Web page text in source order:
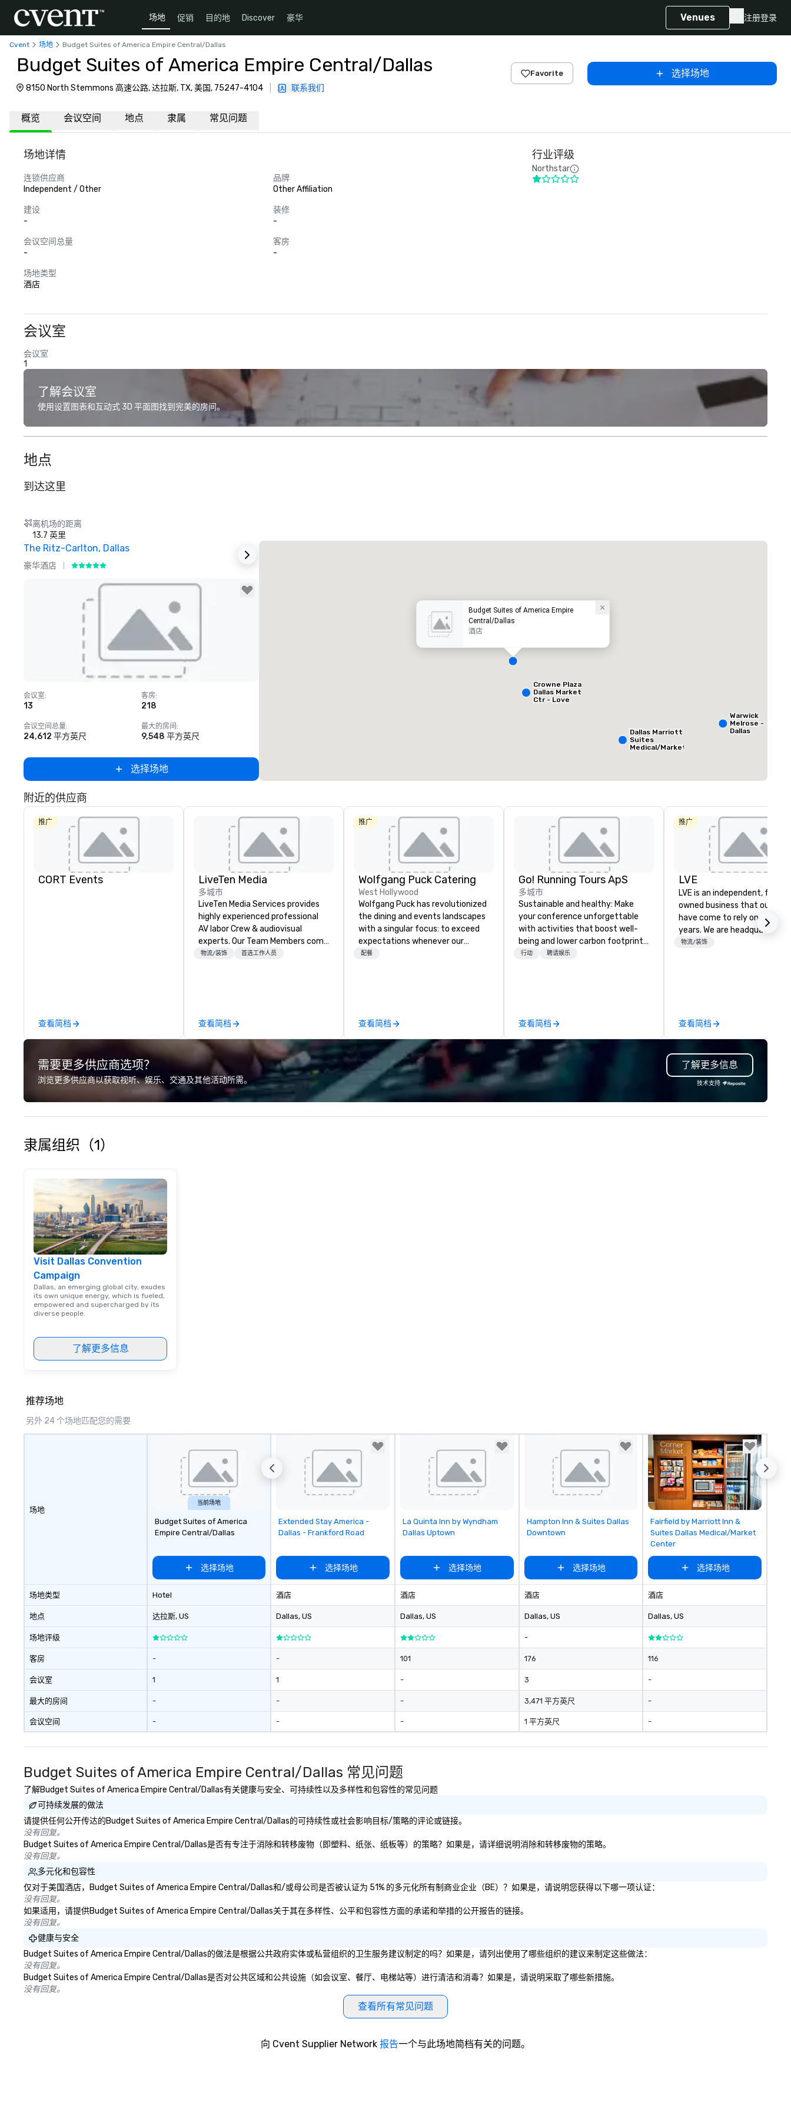
场地 促销 目的地 Discover 豪华 Venues 注册登录
Cvent 场地 Budget Suites of America Empire Central/Dallas
Budget Suites of America Empire Central/Dallas
8150 North Stemmons 高速公路, 达拉斯, TX, 美国, 75247-4104 联系我们
Favorite 选择场地
概览 会议空间 地点 隶属 常见问题
场地详情
连锁供应商
Independent / Other
品牌
Other Affiliation
建设
-
装修
-
会议空间总量
-
客房
-
场地类型
酒店
行业评级
Northstar
会议室
会议室
1
了解会议室
使用设置图表和互动式 3D 平面图找到完美的房间。
地点
到达这里
离机场的距离
13.7 英里
The Ritz-Carlton, Dallas
豪华酒店
Removed from favorites
会议室:
13
客房:
218
会议空间总量:
24,612 平方英尺
最大的房间 :
9,548 平方英尺
选择场地
Removed from favorites
3,400 平方英尺
会议空间总量
17,000 平方英
Budget Suites of America Empire
Central/Dallas
酒店
Crowne
Dallas
Downtown
Dallas Marriott
Suites
Medical/Market
Crowne Plaza
Dallas Market
Ctr - Love
W Dallas
Warwick
Melrose -
Dallas
附近的供应商
推广
CORT Events
查看简档
LiveTen Media
多城市
LiveTen Media Services provides
highly experienced professional
AV labor Crew & audiovisual
experts. Our Team Members come
from a variety of industry
art.
物流/装饰 首选工作人员
查看简档
推广
Wolfgang Puck Catering
West Hollywood
Wolfgang Puck has revolutionized
the dining and events landscapes
with a singular focus: to exceed
expectations whenever our
guests gather for a meal.
team continues to set the
standard for culinary excellence,
bringing Wolfgang’s legendary
combination of innovative cuisine
and refined service to the worlds’
most renowned and demanding
corporate, cultural and
entertainment clients.
配餐
查看简档
Go! Running Tours ApS
多城市
Sustainable and healthy: Make
your conference unforgettable
with activities that boost well-
being and lower carbon footprints.
Explore the world on the run with
行动 聘请娱乐
查看简档
推广
LVE
LVE is an independent, family
owned business that our
have come to rely on for
years. We are headquartered
Las Vegas and have satellite
contracting, custom exhibit
building, graphic design,
and logistics. We are able to
troubleshoot any problem
our extensive knowledge and
implement the right
物流/装饰
查看简档
需要更多供应商选项？
浏览更多供应商以获取视听、娱乐、交通及其他活动所需。
了解更多信息
技术支持
隶属组织（1）
Visit Dallas Convention
Campaign
Dallas, an emerging global city, exudes
its own unique energy, which is fueled,
empowered and supercharged by its
diverse people.
了解更多信息
推荐场地
另外 24 个场地匹配您的需要
场地
场地类型
地点
场地评级
客房
会议室
最大的房间
会议空间
当前场地
Budget Suites of America
Empire Central/Dallas
选择场地
Hotel
达拉斯, US
-
1
-
-
Removed from favorites
Extended Stay America -
Dallas - Frankford Road
选择场地
酒店
Dallas, US
-
1
-
-
Removed from favorites
La Quinta Inn by Wyndham
Dallas Uptown
选择场地
酒店
Dallas, US
101
-
-
-
Removed from favorites
Hampton Inn & Suites Dallas
Downtown
选择场地
酒店
Dallas, US
-
176
3
3,471 平方英尺
1 平方英尺
Removed from favorites
Fairfield by Marriott Inn &
Suites Dallas Medical/Market
Center
选择场地
酒店
Dallas, US
116
-
-
-
Budget Suites of America Empire Central/Dallas 常见问题
了解Budget Suites of America Empire Central/Dallas有关健康与安全、可持续性以及多样性和包容性的常见问题
可持续发展的做法
请提供任何公开传达的Budget Suites of America Empire Central/Dallas的可持续性或社会影响目标/策略的评论或链接。
没有回复。
Budget Suites of America Empire Central/Dallas是否有专注于消除和转移废物（即塑料、纸张、纸板等）的策略？如果是，请详细说明消除和转移废物的策略。
没有回复。
多元化和包容性
仅对于美国酒店，Budget Suites of America Empire Central/Dallas和/或母公司是否被认证为 51% 的多元化所有制商业企业（BE）？如果是，请说明您获得以下哪一项认证：
没有回复。
如果适用，请提供Budget Suites of America Empire Central/Dallas关于其在多样性、公平和包容性方面的承诺和举措的公开报告的链接。
没有回复。
健康与安全
Budget Suites of America Empire Central/Dallas的做法是根据公共政府实体或私营组织的卫生服务建议制定的吗？如果是，请列出使用了哪些组织的建议来制定这些做法：
没有回复。
Budget Suites of America Empire Central/Dallas是否对公共区域和公共设施（如会议室、餐厅、电梯站等）进行清洁和消毒？如果是，请说明采取了哪些新措施。
没有回复。
查看所有常见问题
向 Cvent Supplier Network 报告一个与此场地简档有关的问题。